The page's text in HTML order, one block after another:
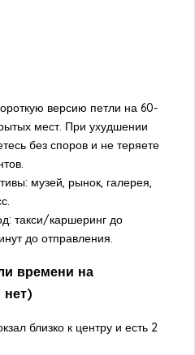
версию петли на 60-
мест. При ухудшении
без споров и не теряете
музей, рынок, галерея,
такси/каршеринг до
до отправления.
времени на
нет)
близко к центру и есть 2